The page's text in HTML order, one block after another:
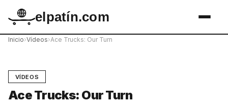
elpatín.com
Inicio›Vídeos›Ace Trucks: Our Turn
VÍDEOS
Ace Trucks: Our Turn